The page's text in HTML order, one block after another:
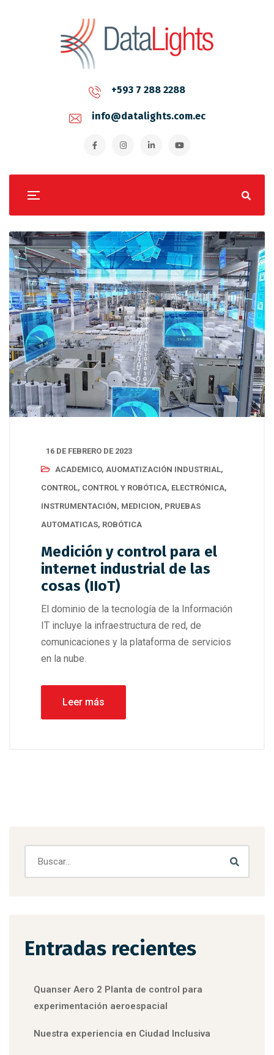
+593 7 288 2288
info@datalights.com.ec
16 DE FEBRERO DE 2023
ACADEMICO, AUOMATIZACIÓN INDUSTRIAL,
CONTROL, CONTROL Y ROBÓTICA, ELECTRÓNICA,
INSTRUMENTACIÓN, MEDICION, PRUEBAS
AUTOMATICAS, ROBÓTICA
Medición y control para el
internet industrial de las
cosas (IIoT)
El dominio de la tecnología de la Información
IT incluye la infraestructura de red, de
comunicaciones y la plataforma de servicios
en la nube.
Leer más
Entradas recientes
Quanser Aero 2 Planta de control para
experimentación aeroespacial
Nuestra experiencia en Ciudad Inclusiva